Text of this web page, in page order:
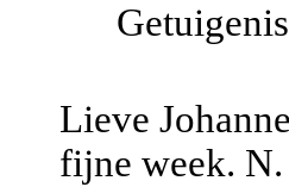
Lieve
fijne week. N.